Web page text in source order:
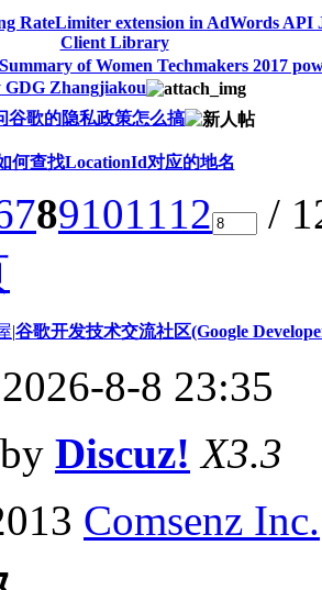
RateLimiter extension in AdWords API
Client Library
of Women Techmakers 2017
GDG Zhangjiakou
谷歌的隐私政策怎么搞
何查找LocationId对应的地名
789101112
/
|谷歌开发技术交流社区(Google
8-8 23:35
Discuz! X3.3
Comsenz Inc.